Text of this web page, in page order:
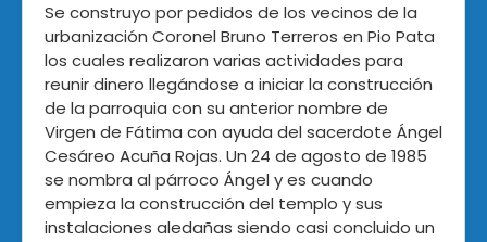
Se construyo por pedidos de los vecinos de la
urbanización Coronel Bruno Terreros en Pio Pata
los cuales realizaron varias actividades para
reunir dinero llegándose a iniciar la construcción
de la parroquia con su anterior nombre de
Virgen de Fátima con ayuda del sacerdote Ángel
Cesáreo Acuña Rojas. Un 24 de agosto de 1985
se nombra al párroco Ángel y es cuando
empieza la construcción del templo y sus
instalaciones aledañas siendo casi concluido un